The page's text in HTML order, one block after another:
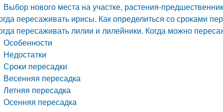
Выбор нового места на участке, растения-
пересаживать ирисы. Как определиться со сроками
пересаживать лилии и лилейники. Когда можно
Особенности
Недостатки
Сроки пересадки
Весенняя пересадка
Летняя пересадка
Осенняя пересадка